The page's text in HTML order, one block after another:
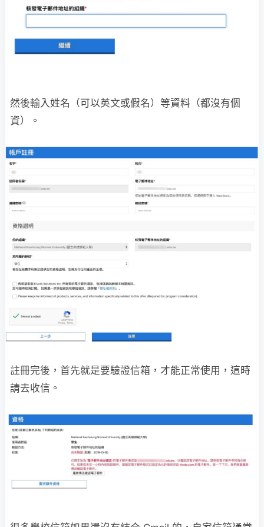
然後輸入姓名（可以英文或假名）等資料（都沒有個
資）。
註冊完後，首先就是要驗證信箱，才能正常使用，這時
請去收信。